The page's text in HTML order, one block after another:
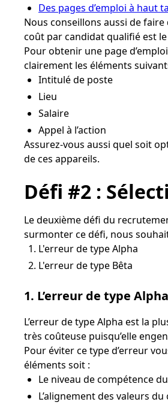
Des pages d’emploi à haut
Nous conseillons aussi de
coût par candidat qualifié est
Pour obtenir une page
clairement les éléments
Intitulé de poste
Lieu
Salaire
Appel à l’action
Assurez-vous aussi quel soit
de ces appareils.
Défi #2 :
Le deuxième défi du
surmonter ce défi, nous
L'erreur de type Alpha
L'erreur de type Bêta
1. L’erreur de type Alpha
L’erreur de type Alpha est la
très coûteuse puisqu’elle
Pour éviter ce type d’erreur
éléments soit :
Le niveau de compétence
L’alignement des valeurs